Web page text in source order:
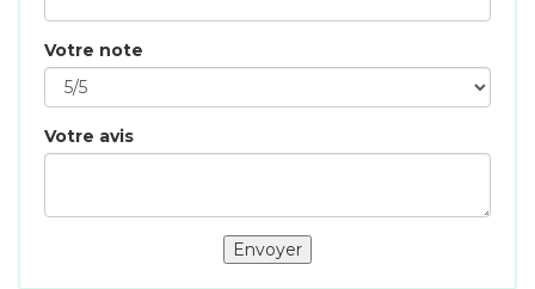
Votre note
Votre avis